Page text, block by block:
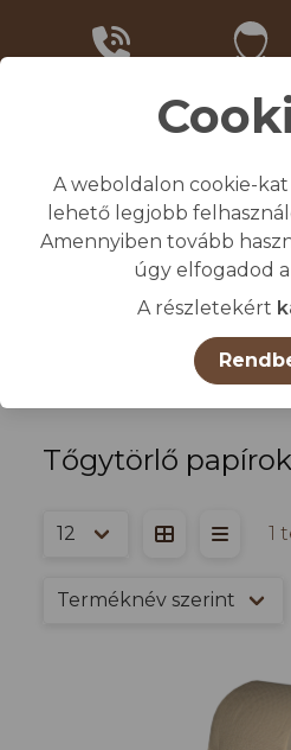
Kezdőlap
Összes termék
HIGIÉNIA, PAPÍRÁRU
Tőgytörlő papírok
1
A weboldalon cookie-
lehető legjobb
Amennyiben tovább
úgy elfogadod
A részletekért